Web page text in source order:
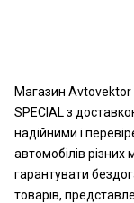
Магазин Avtovektor
SPECIAL з
надійними і
автомобілів
гарантувати
товарів,